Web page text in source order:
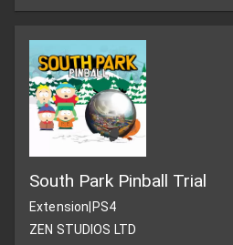
South Park Pinball Trial
Extension PS4
ZEN STUDIOS LTD